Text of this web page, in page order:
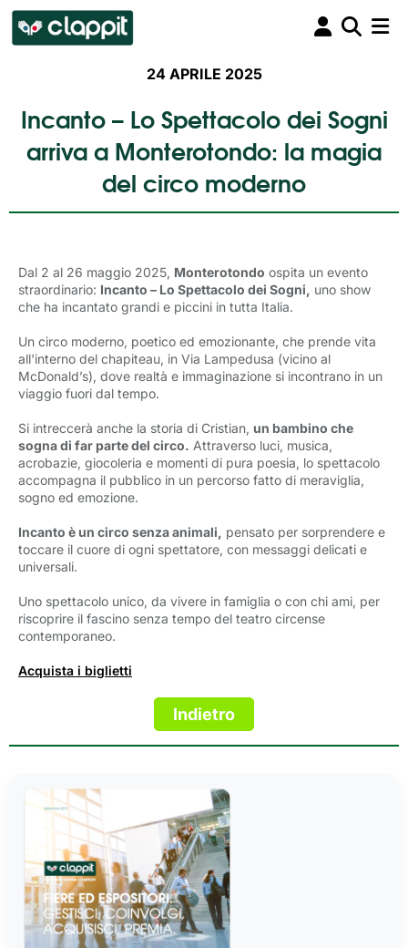
24 APRILE 2025
Incanto – Lo Spettacolo dei Sogni
arriva a Monterotondo: la magia
del circo moderno
Dal 2 al 26 maggio 2025, Monterotondo ospita un evento
straordinario: Incanto – Lo Spettacolo dei Sogni, uno show
che ha incantato grandi e piccini in tutta Italia.
Un circo moderno, poetico ed emozionante, che prende vita
all'interno del chapiteau, in Via Lampedusa (vicino al
McDonald’s), dove realtà e immaginazione si incontrano in un
viaggio fuori dal tempo.
Si intreccerà anche la storia di Cristian, un bambino che
sogna di far parte del circo. Attraverso luci, musica,
acrobazie, giocoleria e momenti di pura poesia, lo spettacolo
accompagna il pubblico in un percorso fatto di meraviglia,
sogno ed emozione.
Incanto è un circo senza animali, pensato per sorprendere e
toccare il cuore di ogni spettatore, con messaggi delicati e
universali.
Uno spettacolo unico, da vivere in famiglia o con chi ami, per
riscoprire il fascino senza tempo del teatro circense
contemporaneo.
Acquista i biglietti